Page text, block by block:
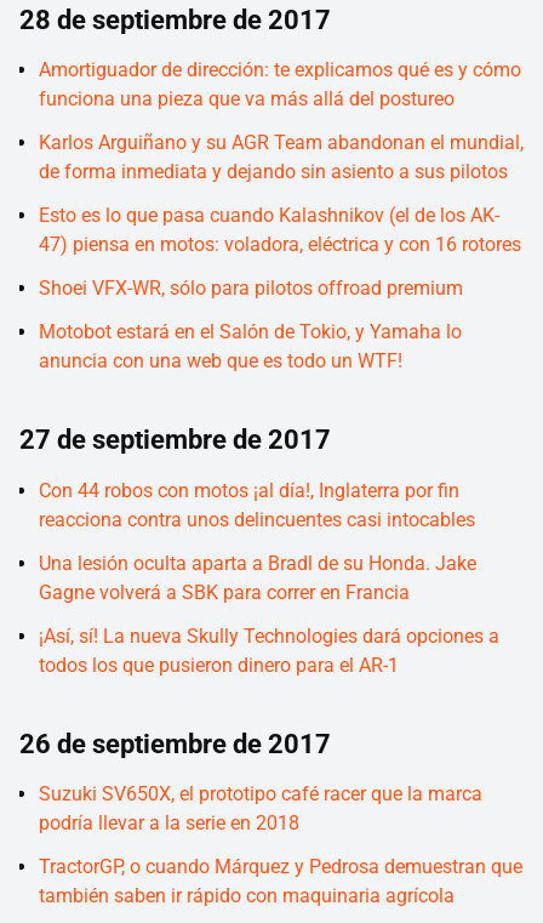
28 de septiembre de 2017
Amortiguador de dirección: te explicamos qué es y cómo
funciona una pieza que va más allá del postureo
Karlos Arguiñano y su AGR Team abandonan el mundial,
de forma inmediata y dejando sin asiento a sus pilotos
Esto es lo que pasa cuando Kalashnikov (el de los AK-
47) piensa en motos: voladora, eléctrica y con 16 rotores
Shoei VFX-WR, sólo para pilotos offroad premium
Motobot estará en el Salón de Tokio, y Yamaha lo
anuncia con una web que es todo un WTF!
27 de septiembre de 2017
Con 44 robos con motos ¡al día!, Inglaterra por fin
reacciona contra unos delincuentes casi intocables
Una lesión oculta aparta a Bradl de su Honda. Jake
Gagne volverá a SBK para correr en Francia
¡Así, sí! La nueva Skully Technologies dará opciones a
todos los que pusieron dinero para el AR-1
26 de septiembre de 2017
Suzuki SV650X, el prototipo café racer que la marca
podría llevar a la serie en 2018
TractorGP, o cuando Márquez y Pedrosa demuestran que
también saben ir rápido con maquinaria agrícola